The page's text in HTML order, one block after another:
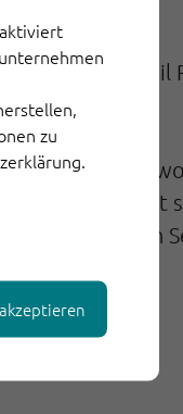
zu
schneller, weil
zu lösen.
Servicequalität
— und ein